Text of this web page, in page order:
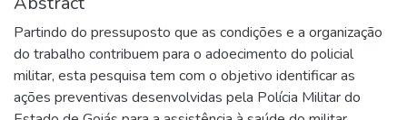
Partindo do pressuposto que as condições e a organização
do trabalho contribuem para o adoecimento do policial
militar, esta pesquisa tem com o objetivo identificar as
ações preventivas desenvolvidas pela Polícia Militar do